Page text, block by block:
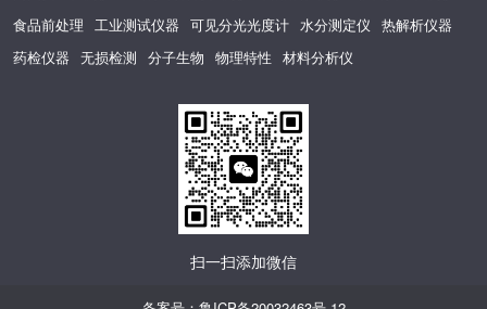
食品前处理
工业测试仪器 可见分光光度计 水分测定仪 热解析仪器
药检仪器 无损检测 分子生物 物理特性 材料分析仪
扫一扫添加微信